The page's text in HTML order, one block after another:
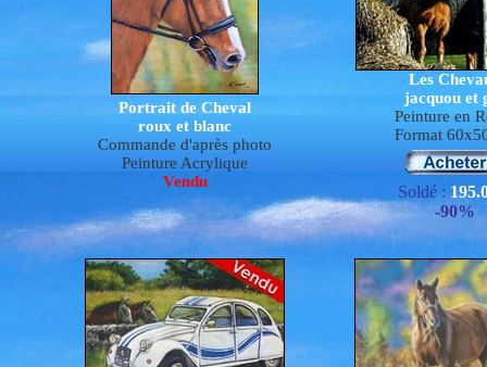
Portrait de Cheval
roux et blanc
Commande d'après photo
Peinture Acrylique
Vendu
Les
jacquou et
Peinture en
Format
Soldé :
-90%